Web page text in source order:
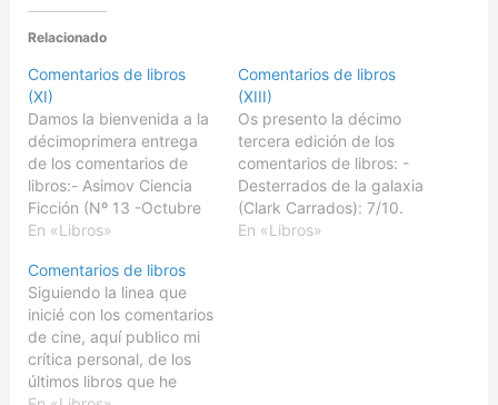
Relacionado
Comentarios de libros
(XI)
Damos la bienvenida a la
décimoprimera entrega
de los comentarios de
libros:- Asimov Ciencia
Ficción (Nº 13 -Octubre
2004-): 6/10. Aceptable
cuento brillante, pero
tampoco nada malo. Una
verdadera lástima su
pérdida.- Destino
Thanatos (Elliot Dooley):
6/10. Aventuras
En «Libros»
Comentarios de libros
(XIII)
Os presento la décimo
tercera edición de los
comentarios de libros: -
Desterrados de la galaxia
(Clark Carrados): 7/10.
Serie B espacial de
En «Libros»
Comentarios de libros
Siguiendo la linea que
inicié con los comentarios
de cine, aquí publico mi
crítica personal, de los
últimos libros que he